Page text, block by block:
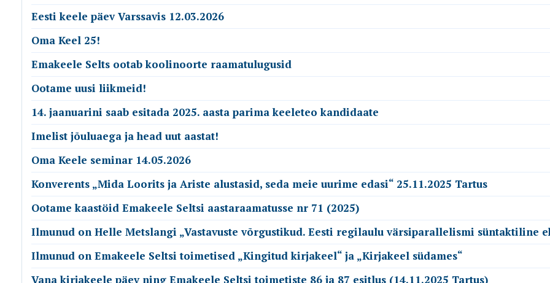
Eesti keele päev Varssavis 12.03.2026
Oma Keel 25!
Emakeele Selts ootab koolinoorte raamatulugusid
Ootame uusi liikmeid!
14. jaanuarini saab esitada 2025. aasta parima keeleteo kandidaate
Imelist jõuluaega ja head uut aastat!
Oma Keele seminar 14.05.2026
Konverents „Mida Loorits ja Ariste alustasid, seda meie uurime edasi“ 25.11.2025 Tartus
Ootame kaastöid Emakeele Seltsi aastaraamatusse nr 71 (2025)
Ilmunud on Helle Metslangi „Vastavuste võrgustikud. Eesti regilaulu värsiparallelismi süntaktiline
Ilmunud on Emakeele Seltsi toimetised „Kingitud kirjakeel“ ja „Kirjakeel südames“
Vana kirjakeele päev ning Emakeele Seltsi toimetiste 86 ja 87 esitlus (14.11.2025 Tartus)